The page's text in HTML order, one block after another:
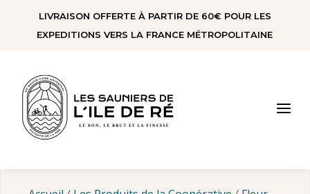
Panneau de gestion des cookies
LIVRAISON OFFERTE À PARTIR DE 60€ POUR LES
EXPEDITIONS VERS LA FRANCE MÉTROPOLITAINE
a